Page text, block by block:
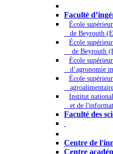
Faculté
École
de Beyrouth
École
de Beyrouth
École
d’agronomie
École
Institut
et de
Faculté des
Centre de
Centre